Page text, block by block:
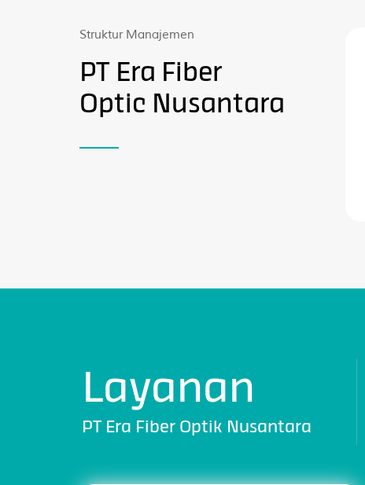
Struktur Manajemen
PT Era Fiber
Optic Nusantara
Layanan
PT Era Fiber Optik Nusantara